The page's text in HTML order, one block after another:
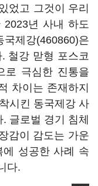
었고 그것이 우리
2023년 사내 하도
국제강(460860)은
철강 맏형 포스코
로 극심한 진통을
차이는 존재하지
시킨 동국제강 사
글로벌 경기 침체
감이 감도는 가운
성공한 사례 속
다.